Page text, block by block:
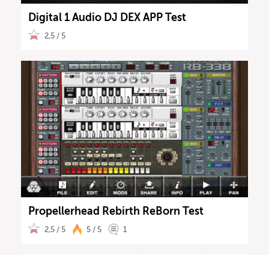
Digital 1 Audio DJ DEX APP Test
2,5 / 5
Propellerhead Rebirth ReBorn Test
2,5 / 5 5 / 5 1